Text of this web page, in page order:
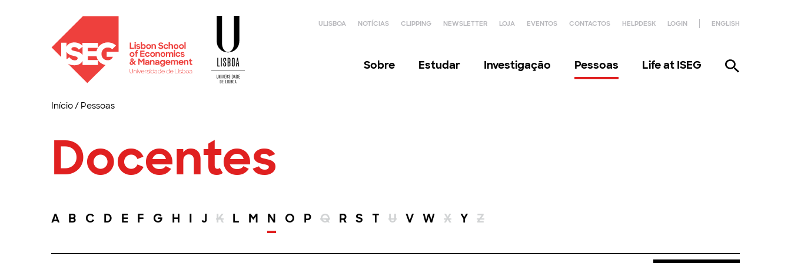
ULISBOA NOTÍCIAS CLIPPING NEWSLETTER LOJA EVENTOS CONTACTOS HELPDESK LOGIN ENGLISH
Sobre Estudar Investigação Pessoas Life at ISEG
Início/ Pessoas
Docentes
A B C D E F G H I J K L M N O P Q R S T U V W X Y Z